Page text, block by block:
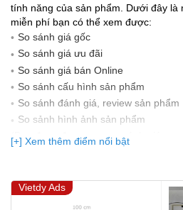
tính năng của sản phẩm. Dưới đây là
miễn phí bạn có thể xem được:
So sánh giá gốc
So sánh giá ưu đãi
So sánh giá bán Online
So sánh cấu hình sản phẩm
So sánh đánh giá, review sản phẩm
So sảnh hình ảnh sản phẩm
(Bạn đang được xem so sánh giá,
lần cập nhật gần nhất)
[+] Xem thêm điểm nổi bật
Vietdy Ads